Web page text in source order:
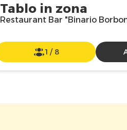
Tablo in zona
Restaurant Bar "Binario
1 / 8